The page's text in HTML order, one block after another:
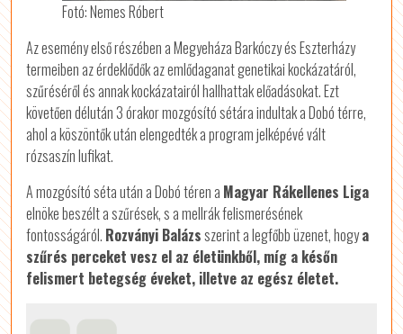
Fotó: Nemes Róbert
Az esemény első részében a Megyeháza Barkóczy és Eszterházy
termeiben az érdeklődők az emlődaganat genetikai kockázatáról,
szűréséről és annak kockázatairól hallhattak előadásokat. Ezt
követően délután 3 órakor mozgósító sétára indultak a Dobó térre,
ahol a köszöntők után elengedték a program jelképévé vált
rózsaszín lufikat.
A mozgósító séta után a Dobó téren a Magyar Rákellenes Liga
elnöke beszélt a szűrések, s a mellrák felismerésének
fontosságáról. Rozványi Balázsszerint a legfőbb üzenet, hogya
szűrés perceket vesz el az életünkből, míg a későn
felismert betegség éveket, illetve az egész életet.